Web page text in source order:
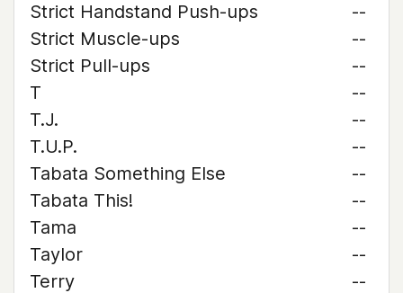
Strict Handstand Push-ups
--
Strict Muscle-ups
--
Strict Pull-ups
--
T
--
T.J.
--
T.U.P.
--
Tabata Something Else
--
Tabata This!
--
Tama
--
Taylor
--
Terry
--